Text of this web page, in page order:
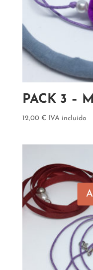
PACK 3 –
12,00 € IVA incluido